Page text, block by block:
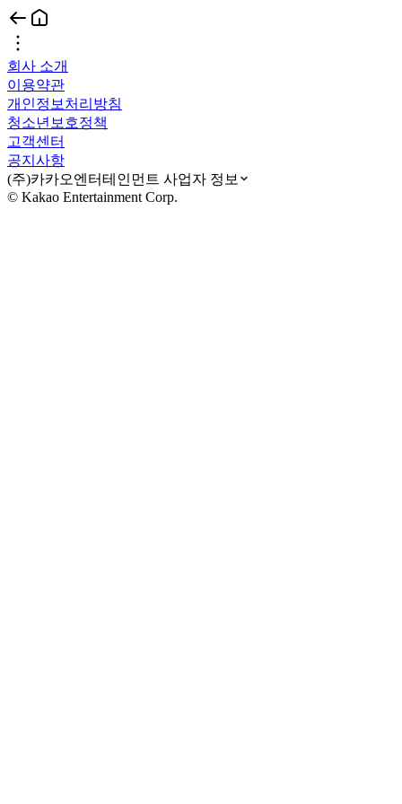
회사 소개
이용약관
개인정보처리방침
청소년보호정책
고객센터
공지사항
(주)카카오엔터테인먼트 사업자 정보
© Kakao Entertainment Corp.